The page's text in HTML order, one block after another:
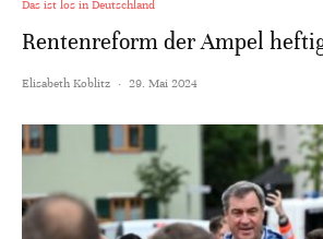
Das ist los in Deutschland
Rentenreform der Ampel
Elisabeth Koblitz · 29. Mai 2024